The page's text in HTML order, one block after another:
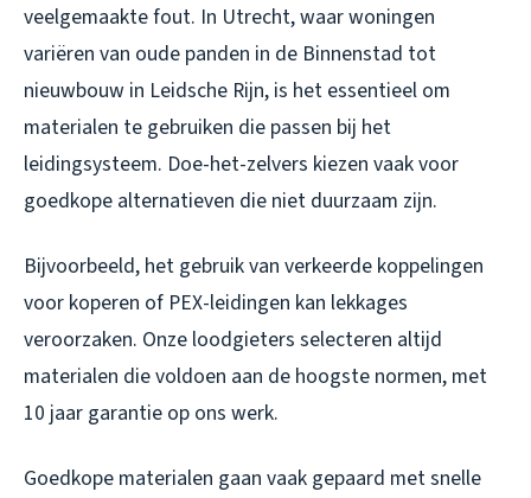
veelgemaakte fout. In Utrecht, waar woningen
variëren van oude panden in de Binnenstad tot
nieuwbouw in Leidsche Rijn, is het essentieel om
materialen te gebruiken die passen bij het
leidingsysteem. Doe-het-zelvers kiezen vaak voor
goedkope alternatieven die niet duurzaam zijn.
Bijvoorbeeld, het gebruik van verkeerde koppelingen
voor koperen of PEX-leidingen kan lekkages
veroorzaken. Onze loodgieters selecteren altijd
materialen die voldoen aan de hoogste normen, met
10 jaar garantie op ons werk.
Goedkope materialen gaan vaak gepaard met snelle